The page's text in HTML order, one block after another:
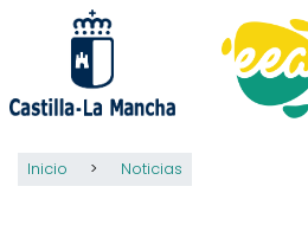
contenido
principal
Inicio Noticias